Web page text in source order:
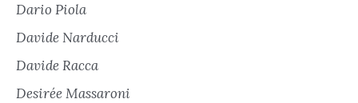
Dario Piola
Davide Narducci
Davide Racca
Desirée Massaroni